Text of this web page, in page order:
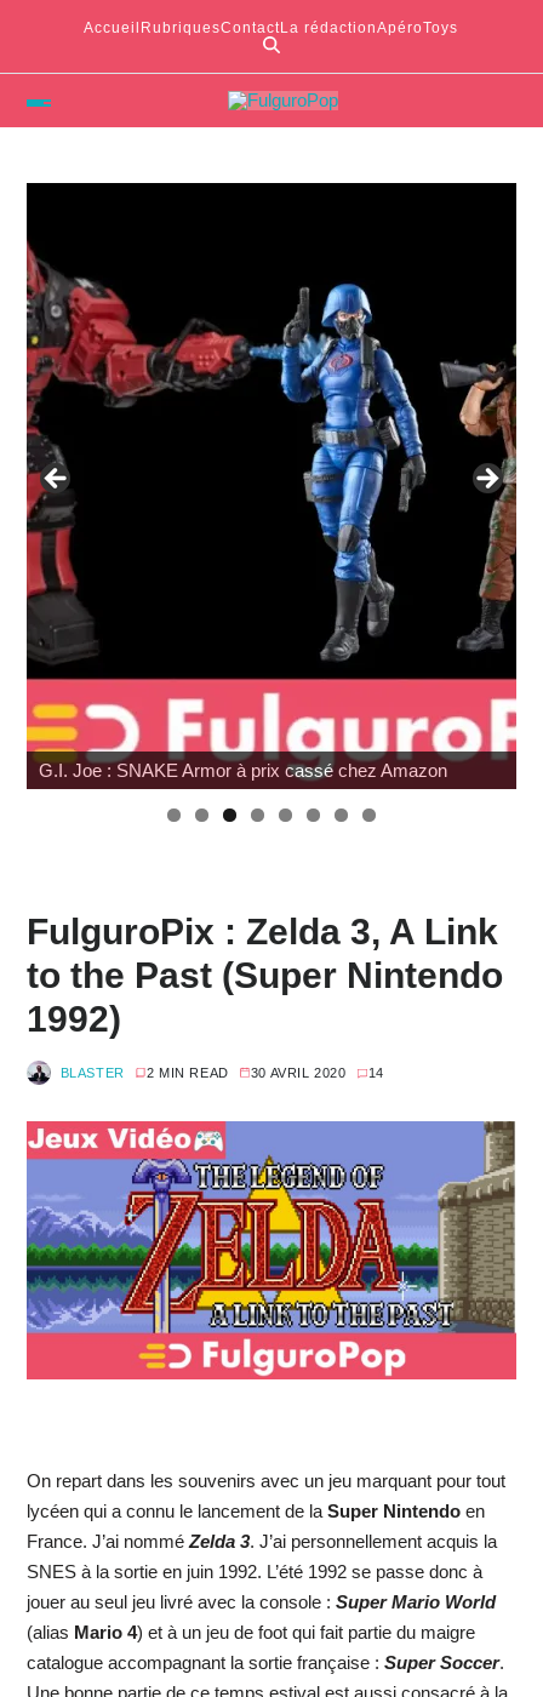
Accueil RubriquesContactLa rédactionApéroToys
G.I. Joe : SNAKE Armor à prix cassé chez Amazon
FulguroPix : Zelda 3, A Link
to the Past (Super Nintendo
1992)
BLASTER 2 MIN READ 30 AVRIL 2020 14
On repart dans les souvenirs avec un jeu marquant pour tout
lycéen qui a connu le lancement de la Super Nintendoen
France. J’ai nommé Zelda 3. J’ai personnellement acquis la
SNES à la sortie en juin 1992. L’été 1992 se passe donc à
jouer au seul jeu livré avec la console : Super Mario World
(alias Mario 4) et à un jeu de foot qui fait partie du maigre
catalogue accompagnant la sortie française : Super Soccer.